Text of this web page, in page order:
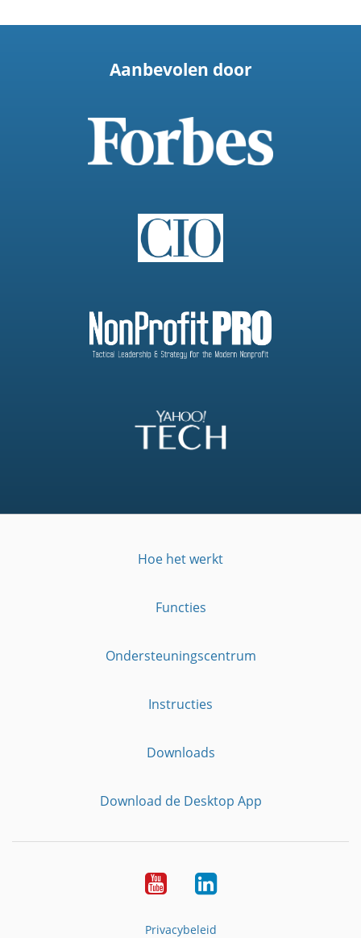
Aanbevolen door
Hoe het werkt
Functies
Ondersteuningscentrum
Instructies
Downloads
Download de Desktop App
YouTubeLinkedIn
Privacybeleid